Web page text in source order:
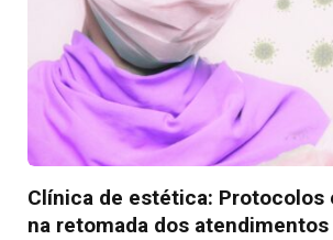
Clínica de estética: Protocolos
na retomada dos atendimentos